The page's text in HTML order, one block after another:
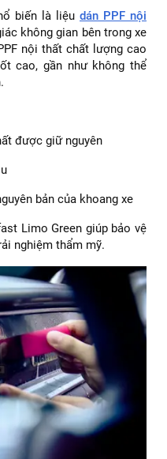
biến là liệu dán PPF nội
không gian bên trong xe
nội thất chất lượng cao
cao, gần như không thể
được giữ nguyên
bản của khoang xe
Limo Green giúp bảo vệ
nghiệm thẩm mỹ.